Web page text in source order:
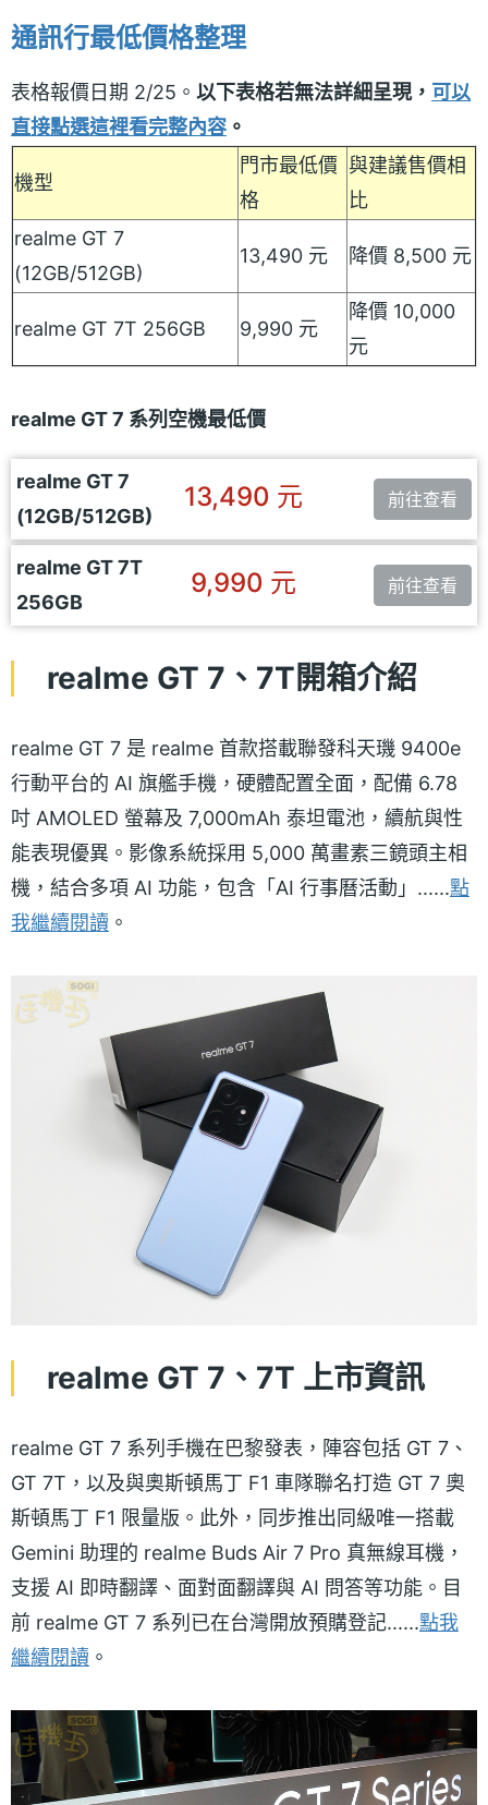
通訊行最低價格整理
表格報價日期 2/25。 以下表格若無法詳細呈現， 可以
直接點選這裡看完整內容 。
機型
門市最低價
格
與建議售價相
比
realme GT 7
(12GB/512GB)
13,490 元 降價 8,500 元
realme GT 7T 256GB 9,990 元
降價 10,000
元
realme GT 7 系列空機最低價
realme GT 7
(12GB/512GB)
13,490 元 前往查看
realme GT 7T
256GB
9,990 元 前往查看
realme GT 7、7T開箱介紹
realme GT 7 是 realme 首款搭載聯發科天璣 9400e
行動平台的 AI 旗艦手機，硬體配置全面，配備 6.78
吋 AMOLED 螢幕及 7,000mAh 泰坦電池，續航與性
能表現優異。影像系統採用 5,000 萬畫素三鏡頭主相
機，結合多項 AI 功能，包含「AI 行事曆活動」......點
我繼續閱讀 。
realme GT 7、7T 上市資訊
realme GT 7 系列手機在巴黎發表，陣容包括 GT 7、
GT 7T，以及與奧斯頓馬丁 F1 車隊聯名打造 GT 7 奧
斯頓馬丁 F1 限量版。此外，同步推出同級唯一搭載
Gemini 助理的 realme Buds Air 7 Pro 真無線耳機，
支援 AI 即時翻譯、面對面翻譯與 AI 問答等功能。目
前 realme GT 7 系列已在台灣開放預購登記......點我
繼續閱讀 。